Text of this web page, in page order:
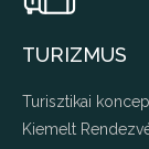
TURIZMUS
Turisztikai
Kiemelt